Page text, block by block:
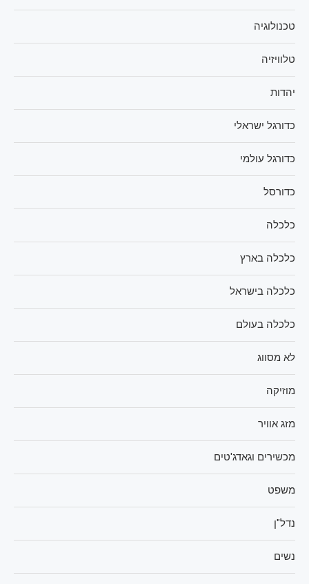
טכנולוגיה
טלוויזיה
יהדות
כדורגל ישראלי
כדורגל עולמי
כדורסל
כלכלה
כלכלה בארץ
כלכלה בישראל
כלכלה בעולם
לא מסווג
מוזיקה
מזג אוויר
מכשירים וגאדג'טים
משפט
נדל"ן
נשים